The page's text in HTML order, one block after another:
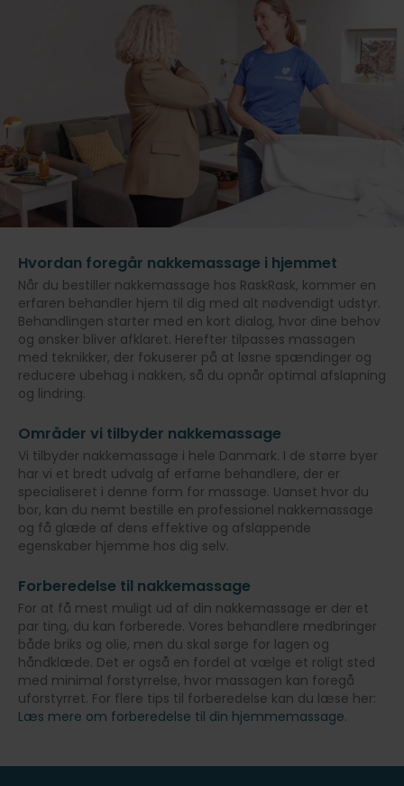
Hvordan foregår nakkemassage i hjemmet
Når du bestiller nakkemassage hos RaskRask, kommer en
erfaren behandler hjem til dig med alt nødvendigt udstyr.
Behandlingen starter med en kort dialog, hvor dine behov
og ønsker bliver afklaret. Herefter tilpasses massagen
med teknikker, der fokuserer på at løsne spændinger og
reducere ubehag i nakken, så du opnår optimal afslapning
og lindring.
Områder vi tilbyder nakkemassage
Vi tilbyder nakkemassage i hele Danmark. I de større byer
har vi et bredt udvalg af erfarne behandlere, der er
specialiseret i denne form for massage. Uanset hvor du
bor, kan du nemt bestille en professionel nakkemassage
og få glæde af dens effektive og afslappende
egenskaber hjemme hos dig selv.
Forberedelse til nakkemassage
For at få mest muligt ud af din nakkemassage er der et
par ting, du kan forberede. Vores behandlere medbringer
både briks og olie, men du skal sørge for lagen og
håndklæde. Det er også en fordel at vælge et roligt sted
med minimal forstyrrelse, hvor massagen kan foregå
uforstyrret. For flere tips til forberedelse kan du læse her:
Læs mere om forberedelse til din hjemmemassage.